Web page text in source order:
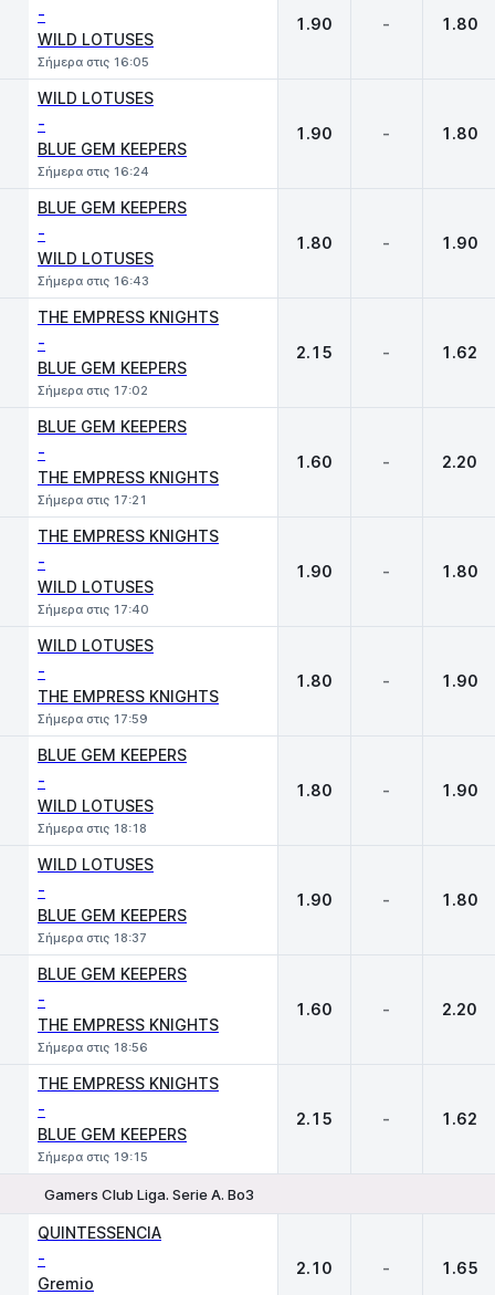
-
WILD LOTUSES
Σήμερα στις 16:05
1.90 - 1.80
WILD LOTUSES
-
BLUE GEM KEEPERS
Σήμερα στις 16:24
1.90 - 1.80
BLUE GEM KEEPERS
-
WILD LOTUSES
Σήμερα στις 16:43
1.80 - 1.90
THE EMPRESS KNIGHTS
-
BLUE GEM KEEPERS
Σήμερα στις 17:02
2.15 - 1.62
BLUE GEM KEEPERS
-
THE EMPRESS KNIGHTS
Σήμερα στις 17:21
1.60 - 2.20
THE EMPRESS KNIGHTS
-
WILD LOTUSES
Σήμερα στις 17:40
1.90 - 1.80
WILD LOTUSES
-
THE EMPRESS KNIGHTS
Σήμερα στις 17:59
1.80 - 1.90
BLUE GEM KEEPERS
-
WILD LOTUSES
Σήμερα στις 18:18
1.80 - 1.90
WILD LOTUSES
-
BLUE GEM KEEPERS
Σήμερα στις 18:37
1.90 - 1.80
BLUE GEM KEEPERS
-
THE EMPRESS KNIGHTS
Σήμερα στις 18:56
1.60 - 2.20
THE EMPRESS KNIGHTS
-
BLUE GEM KEEPERS
Σήμερα στις 19:15
2.15 - 1.62
Gamers Club Liga. Serie A. Bo3
QUINTESSENCIA
-
Gremio
2.10 - 1.65